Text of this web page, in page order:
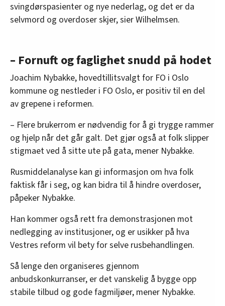
svingdørspasienter og nye nederlag, og det er da
selvmord og overdoser skjer, sier Wilhelmsen.
– Fornuft og faglighet snudd på hodet
Joachim Nybakke, hovedtillitsvalgt for FO i Oslo
kommune og nestleder i FO Oslo, er positiv til en del
av grepene i reformen.
– Flere brukerrom er nødvendig for å gi trygge rammer
og hjelp når det går galt. Det gjør også at folk slipper
stigmaet ved å sitte ute på gata, mener Nybakke.
Rusmiddelanalyse kan gi informasjon om hva folk
faktisk får i seg, og kan bidra til å hindre overdoser,
påpeker Nybakke.
Han kommer også rett fra demonstrasjonen mot
nedlegging av institusjoner, og er usikker på hva
Vestres reform vil bety for selve rusbehandlingen.
Så lenge den organiseres gjennom
anbudskonkurranser, er det vanskelig å bygge opp
stabile tilbud og gode fagmiljøer, mener Nybakke.